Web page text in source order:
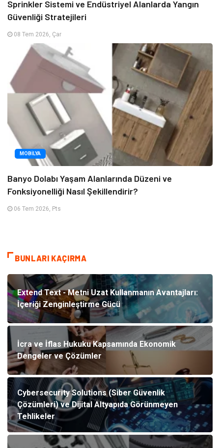
Sprinkler Sistemi ve Endüstriyel Alanlarda Yangın
Güvenliği Stratejileri
08 Tem 2026, Çar
MOBILYA
Banyo Dolabı Yaşam Alanlarında Düzeni ve
Fonksiyonelliği Nasıl Şekillendirir?
06 Tem 2026, Pts
BUNLARI KAÇIRMA
Extend Text - Metni Uzat Kullanmanın Avantajları:
İçeriği Zenginleştirme Gücü
İcra ve İflas Hukuku Kapsamında Ekonomik
Dengeler ve Çözümler
Cybersecurity Solutions (Siber Güvenlik
Çözümleri) ve Dijital Altyapıda Görünmeyen
Tehlikeler